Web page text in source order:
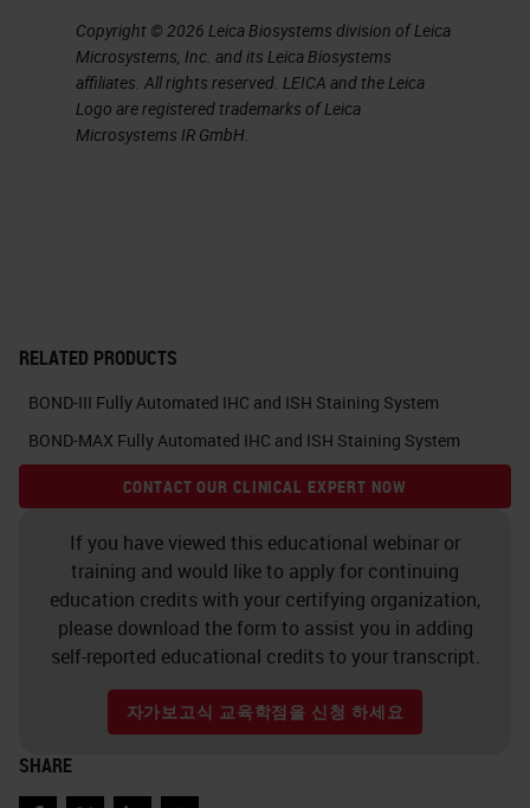
Copyright © 2026 Leica Biosystems division of Leica
Microsystems, Inc. and its Leica Biosystems
affiliates. All rights reserved. LEICA and the Leica
Logo are registered trademarks of Leica
Microsystems IR GmbH.
RELATED PRODUCTS
BOND-III Fully Automated IHC and ISH Staining System
BOND-MAX Fully Automated IHC and ISH Staining System
CONTACT OUR CLINICAL EXPERT NOW
If you have viewed this educational webinar or
training and would like to apply for continuing
education credits with your certifying organization,
please download the form to assist you in adding
self-reported educational credits to your transcript.
자가보고식 교육학점을 신청 하세요
SHARE